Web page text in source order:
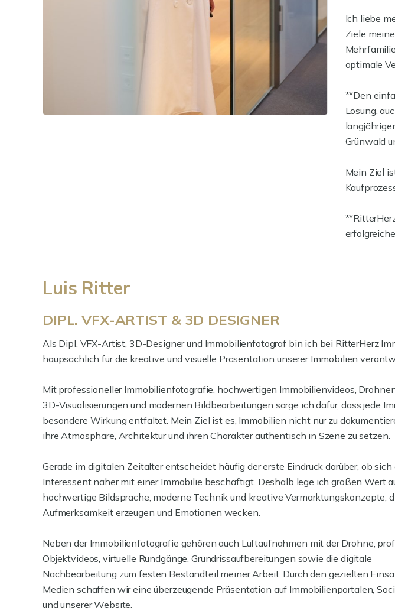
Ich liebe
Ziele
optimale
**Den
Lösung,
Grünwald
Mein Ziel
Luis Ritter
DIPL. VFX-ARTIST & 3D DESIGNER
Als Dipl. VFX-Artist, 3D-Designer und Immobilienfotograf bin ich bei RitterHerz
haupsächlich für die kreative und visuelle Präsentation unserer Immobilien
Mit professioneller Immobilienfotografie, hochwertigen Immobilienvideos,
3D-Visualisierungen und modernen Bildbearbeitungen sorge ich dafür, dass jede
besondere Wirkung entfaltet. Mein Ziel ist es, Immobilien nicht nur zu
ihre Atmosphäre, Architektur und ihren Charakter authentisch in Szene zu setzen.
Gerade im digitalen Zeitalter entscheidet häufig der erste Eindruck darüber, ob sich
Interessent näher mit einer Immobilie beschäftigt. Deshalb lege ich großen Wert
hochwertige Bildsprache, moderne Technik und kreative Vermarktungskonzepte,
Aufmerksamkeit erzeugen und Emotionen wecken.
Neben der Immobilienfotografie gehören auch Luftaufnahmen mit der Drohne,
Objektvideos, virtuelle Rundgänge, Grundrissaufbereitungen sowie die digitale
Nachbearbeitung zum festen Bestandteil meiner Arbeit. Durch den gezielten
Medien schaffen wir eine überzeugende Präsentation auf Immobilienportalen,
und unserer Website.